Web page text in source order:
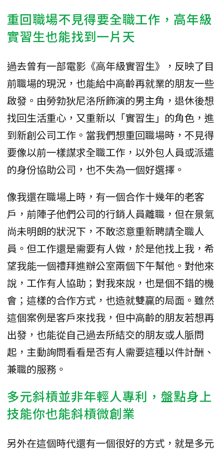
重回職場不見得要全職工作，高年級
實習生也能找到一片天
過去曾有一部電影《高年級實習生》，反映了目
前職場的現況，也能給中高齡再就業的朋友一些
啟發。由勞勃狄尼洛所飾演的男主角，退休後想
找回生活重心，又重新以「實習生」的角色，進
到新創公司工作。當我們想重回職場時，不見得
要像以前一樣謀求全職工作，以外包人員或派遣
的身份協助公司，也不失為一個好選擇。
像我還在職場上時，有一個合作十幾年的老客
戶，前陣子他們公司的行銷人員離職，但在景氣
尚未明朗的狀況下，不敢恣意重新聘請全職人
員。但工作還是需要有人做，於是他找上我，希
望我能一個禮拜進辦公室兩個下午幫他。對他來
說，工作有人協助；對我來說，也是個不錯的機
會；這樣的合作方式，也造就雙贏的局面。雖然
這個案例是客戶來找我，但中高齡的朋友若想再
出發，也能從自己過去所結交的朋友或人脈問
起，主動詢問看看是否有人需要這種以件計酬、
兼職的服務。
多元斜槓並非年輕人專利，盤點身上
技能你也能斜槓微創業
另外在這個時代還有一個很好的方式，就是多元